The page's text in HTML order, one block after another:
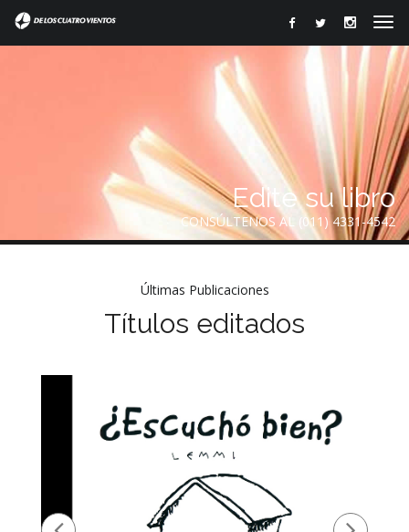
Edite su libro
CONSÚLTENOS AL (011) 4331-4542
Últimas Publicaciones
Títulos editados